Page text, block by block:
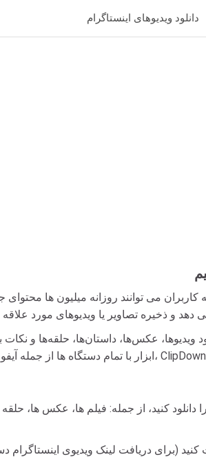
دانلود ویدیوهای اینستاگرام
می توانند روزانه میلیون ها محتوای